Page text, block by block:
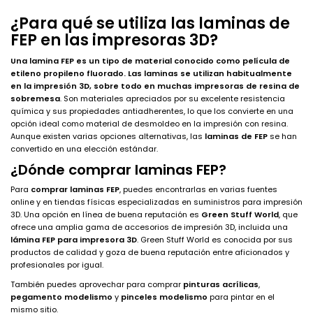
¿Para qué se utiliza las laminas de
FEP en las impresoras 3D?
Una lamina FEP es un tipo de material conocido como película de
etileno propileno fluorado. Las laminas se utilizan habitualmente
en la impresión 3D, sobre todo en muchas impresoras de resina de
sobremesa. Son materiales apreciados por su excelente resistencia
química y sus propiedades antiadherentes, lo que los convierte en una
opción ideal como material de desmoldeo en la impresión con resina.
Aunque existen varias opciones alternativas, las laminas de FEP se han
convertido en una elección estándar.
¿Dónde comprar laminas FEP?
Para comprar laminas FEP, puedes encontrarlas en varias fuentes
online y en tiendas físicas especializadas en suministros para impresión
3D. Una opción en línea de buena reputación es Green Stuff World, que
ofrece una amplia gama de accesorios de impresión 3D, incluida una
lámina FEP para impresora 3D. Green Stuff World es conocida por sus
productos de calidad y goza de buena reputación entre aficionados y
profesionales por igual.
También puedes aprovechar para comprar pinturas acrílicas,
pegamento modelismo y pinceles modelismo para pintar en el
mismo sitio.